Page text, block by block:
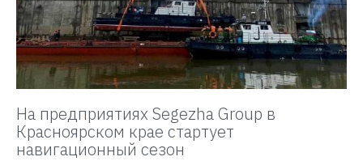
На предприятиях Segezha Group в
Красноярском крае стартует
навигационный сезон